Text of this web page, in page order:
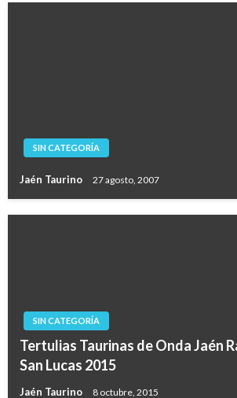
SIN CATEGORÍA
Jaén Taurino 27 agosto, 2007
SIN CATEGORÍA
Tertulias Taurinas de Onda Jaén
San Lucas 2015
Jaén Taurino 8 octubre, 2015